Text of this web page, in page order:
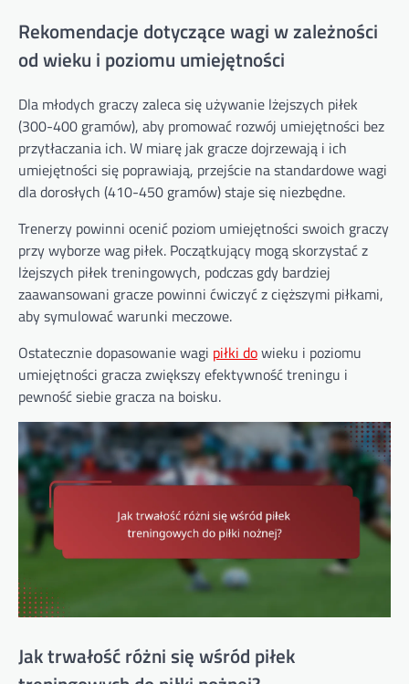
Rekomendacje dotyczące wagi w zależności
od wieku i poziomu umiejętności
Dla młodych graczy zaleca się używanie lżejszych piłek
(300-400 gramów), aby promować rozwój umiejętności bez
przytłaczania ich. W miarę jak gracze dojrzewają i ich
umiejętności się poprawiają, przejście na standardowe wagi
dla dorosłych (410-450 gramów) staje się niezbędne.
Trenerzy powinni ocenić poziom umiejętności swoich graczy
przy wyborze wag piłek. Początkujący mogą skorzystać z
lżejszych piłek treningowych, podczas gdy bardziej
zaawansowani gracze powinni ćwiczyć z cięższymi piłkami,
aby symulować warunki meczowe.
Ostatecznie dopasowanie wagi piłki dowieku i poziomu
umiejętności gracza zwiększy efektywność treningu i
pewność siebie gracza na boisku.
Jak trwałość różni się wśród piłek